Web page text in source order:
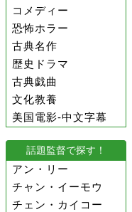
コメディー
恐怖ホラー
古典名作
歴史ドラマ
古典戯曲
文化教養
美国電影-中文字幕
話題監督で探す！
アン・リー
チャン・イーモウ
チェン・カイコー